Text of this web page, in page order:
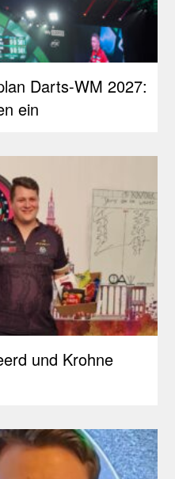
Darts-WM 2027:
ein
und Krohne